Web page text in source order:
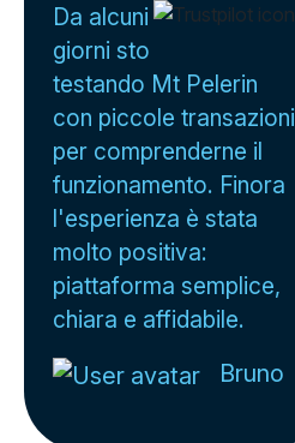
Da alcuni
giorni sto
testando Mt Pelerin
con piccole transazioni
per comprenderne il
funzionamento. Finora
l'esperienza è stata
molto positiva:
piattaforma semplice,
chiara e affidabile.
Bruno